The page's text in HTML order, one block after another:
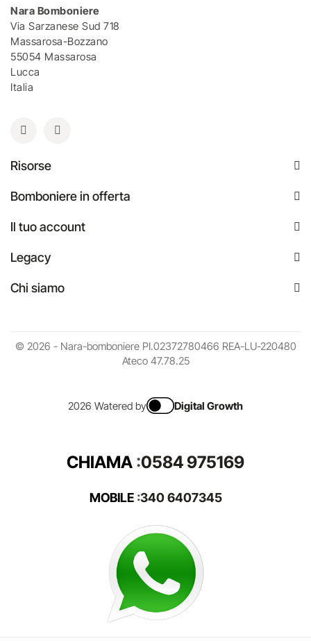
Nara Bomboniere
Via Sarzanese Sud 718
Massarosa-Bozzano
55054 Massarosa
Lucca
Italia
Risorse
Bomboniere in offerta
Il tuo account
Legacy
Chi siamo
© 2026 - Nara-bomboniere PI.02372780466 REA-LU-220480
Ateco 47.78.25
2026 Watered by Digital Growth
CHIAMA :0584 975169
MOBILE:340 6407345